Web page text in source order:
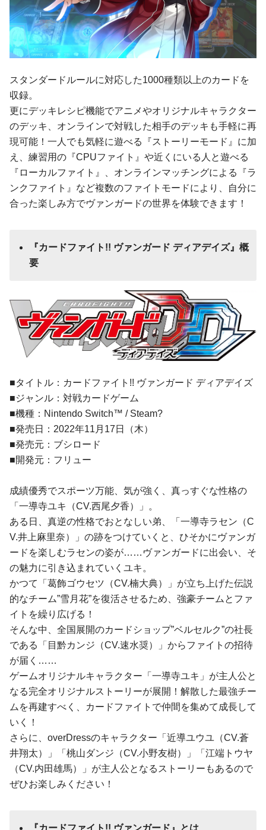
スタンダードルールに対応した1000種類以上のカードを
収録。
更にデッキレシピ機能でアニメやオリジナルキャラクター
のデッキ、オンラインで対戦した相手のデッキも手軽に再
現可能！一人でも気軽に遊べる『ストーリーモード』に加
え、練習用の『CPUファイト』や近くにいる人と遊べる
『ローカルファイト』、オンラインマッチングによる『ラ
ンクファイト』など複数のファイトモードにより、自分に
合った楽しみ方でヴァンガードの世界を体験できます！
『カードファイト!! ヴァンガード ディアデイズ』概
要
■タイトル：カードファイト!! ヴァンガード ディアデイズ
■ジャンル：対戦カードゲーム
■機種：Nintendo Switch™ / Steam?
■発売日：2022年11月17日（木）
■発売元：ブシロード
■開発元：フリュー
成績優秀でスポーツ万能、気が強く、真っすぐな性格の
「一導寺ユキ（CV.西尾夕香）」。
ある日、真逆の性格でおとなしい弟、「一導寺ラセン（C
V.井上麻里奈）」の跡をつけていくと、ひそかにヴァンガ
ードを楽しむラセンの姿が……ヴァンガードに出会い、そ
の魅力に引き込まれていくユキ。
かつて「葛飾ゴウセツ（CV.楠大典）」が立ち上げた伝説
的なチーム”雪月花”を復活させるため、強豪チームとファ
イトを繰り広げる！
そんな中、全国展開のカードショップ”ベルセルク”の社⻑
である「目黔カンジ（CV.速水奨）」からファイトの招待
が届く……
ゲームオリジナルキャラクター「一導寺ユキ」が主人公と
なる完全オリジナルストーリーが展開！解散した最強チー
ムを再建すべく、カードファイトで仲間を集めて成長して
いく！
さらに、overDressのキャラクター「近導ユウユ（CV.蒼
井翔太）」「桃山ダンジ（CV.小野友樹）」「江端トウヤ
（CV.内田雄馬）」が主人公となるストーリーもあるので
ぜひお楽しみください！
『カードファイト!! ヴァンガード』とは